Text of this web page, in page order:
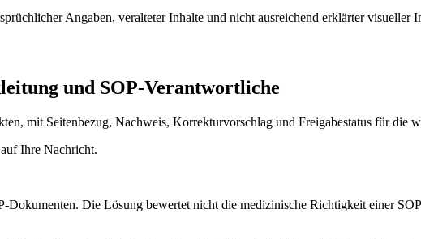
Angaben, veralteter Inhalte und nicht ausreichend erklärter visueller
und SOP-Verantwortliche
mit Seitenbezug, Nachweis, Korrekturvorschlag und Freigabestatus für die
Ihre Nachricht.
Die Lösung bewertet nicht die medizinische Richtigkeit einer